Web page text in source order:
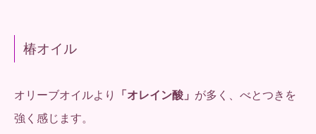
椿オイル
オリーブオイルより 「オレイン酸」 が多く、べとつきを
強く感じます。